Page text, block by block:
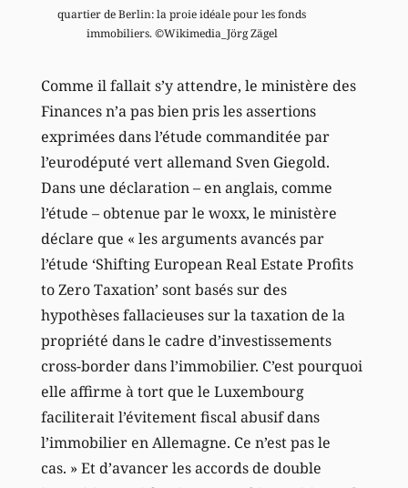
quartier de Berlin: la proie idéale pour les fonds
immobiliers. ©Wikimedia_Jörg Zägel
Comme il fallait s’y attendre, le ministère des
Finances n’a pas bien pris les assertions
exprimées dans l’étude commanditée par
l’eurodéputé vert allemand Sven Giegold.
Dans une déclaration – en anglais, comme
l’étude – obtenue par le woxx, le ministère
déclare que « les arguments avancés par
l’étude ‘Shifting European Real Estate Profits
to Zero Taxation’ sont basés sur des
hypothèses fallacieuses sur la taxation de la
propriété dans le cadre d’investissements
cross-border dans l’immobilier. C’est pourquoi
elle affirme à tort que le Luxembourg
faciliterait l’évitement fiscal abusif dans
l’immobilier en Allemagne. Ce n’est pas le
cas. » Et d’avancer les accords de double